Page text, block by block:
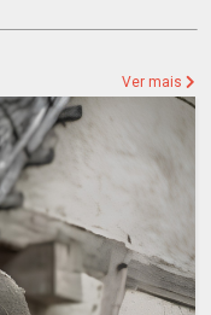
Ver mais